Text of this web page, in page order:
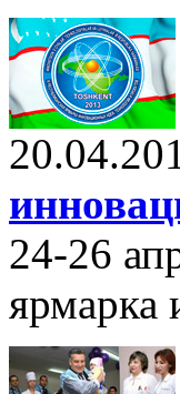
24-26
ярмарка